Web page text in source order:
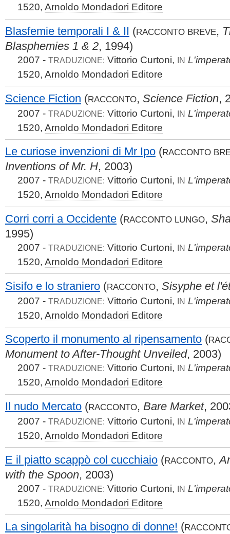
1520, Arnoldo Mondadori Editore
Blasfemie temporali I & II (RACCONTO BREVE,
Blasphemies 1 & 2, 1994)
2007 - TRADUZIONE: Vittorio Curtoni, IN
1520, Arnoldo Mondadori Editore
Science Fiction (RACCONTO, Science Fiction,
2007 - TRADUZIONE: Vittorio Curtoni, IN
1520, Arnoldo Mondadori Editore
Le curiose invenzioni di Mr Ipo (RACCONTO
Inventions of Mr. H, 2003)
2007 - TRADUZIONE: Vittorio Curtoni, IN
1520, Arnoldo Mondadori Editore
Corri corri a Occidente (RACCONTO LUNGO,
1995)
2007 - TRADUZIONE: Vittorio Curtoni, IN
1520, Arnoldo Mondadori Editore
Sisifo e lo straniero (RACCONTO, Sisyphe et
2007 - TRADUZIONE: Vittorio Curtoni, IN
1520, Arnoldo Mondadori Editore
Scoperto il monumento al ripensamento (
Monument to After-Thought Unveiled, 2003)
2007 - TRADUZIONE: Vittorio Curtoni, IN
1520, Arnoldo Mondadori Editore
Il nudo Mercato (RACCONTO, Bare Market,
2007 - TRADUZIONE: Vittorio Curtoni, IN
1520, Arnoldo Mondadori Editore
E il piatto scappò col cucchiaio (RACCONTO,
with the Spoon, 2003)
2007 - TRADUZIONE: Vittorio Curtoni, IN
1520, Arnoldo Mondadori Editore
La singolarità ha bisogno di donne! (